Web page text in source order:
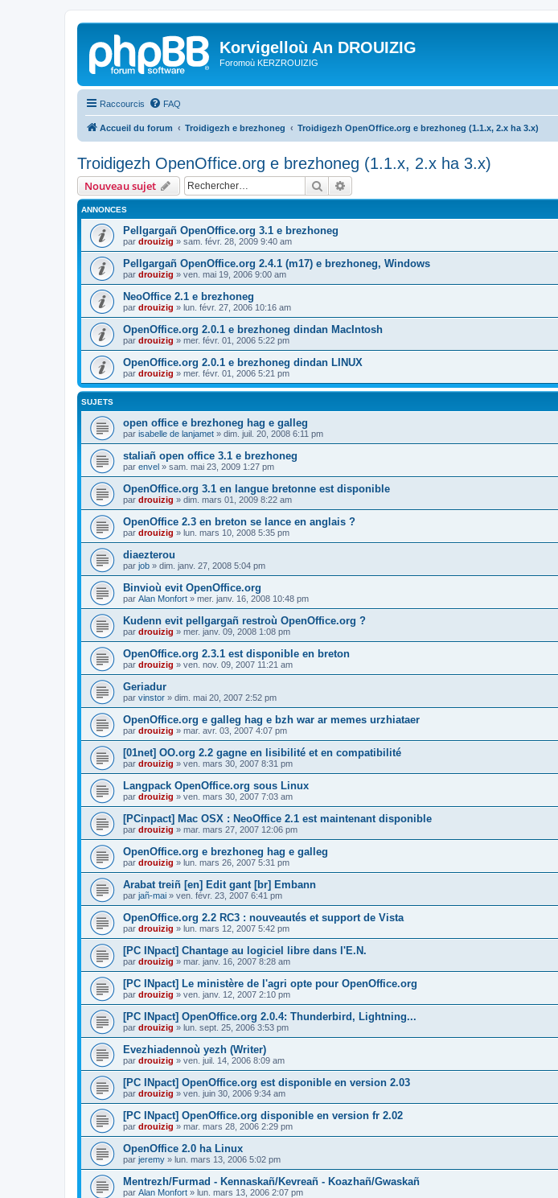
Korvigelloù An DROUIZIG
Foromoù KERZROUIZIG
Raccourcis FAQ
Accueil du forum Troidigezh e brezhoneg Troidigezh OpenOffice.org e brezhoneg (1.1.x, 2.x ha 3.x)
Troidigezh OpenOffice.org e brezhoneg (1.1.x, 2.x ha 3.x)
Nouveau sujet Rechercher
ANNONCES
Pellgargañ OpenOffice.org 3.1 e brezhoneg
par drouizig » sam. févr. 28, 2009 9:40 am
Pellgargañ OpenOffice.org 2.4.1 (m17) e brezhoneg, Windows
par drouizig » ven. mai 19, 2006 9:00 am
NeoOffice 2.1 e brezhoneg
par drouizig » lun. févr. 27, 2006 10:16 am
OpenOffice.org 2.0.1 e brezhoneg dindan MacIntosh
par drouizig » mer. févr. 01, 2006 5:22 pm
OpenOffice.org 2.0.1 e brezhoneg dindan LINUX
par drouizig » mer. févr. 01, 2006 5:21 pm
SUJETS
open office e brezhoneg hag e galleg
par isabelle de lanjamet » dim. juil. 20, 2008 6:11 pm
staliañ open office 3.1 e brezhoneg
par envel » sam. mai 23, 2009 1:27 pm
OpenOffice.org 3.1 en langue bretonne est disponible
par drouizig » dim. mars 01, 2009 8:22 am
OpenOffice 2.3 en breton se lance en anglais ?
par drouizig » lun. mars 10, 2008 5:35 pm
diaezterou
par job » dim. janv. 27, 2008 5:04 pm
Binvioù evit OpenOffice.org
par Alan Monfort » mer. janv. 16, 2008 10:48 pm
Kudenn evit pellgargañ restroù OpenOffice.org ?
par drouizig » mer. janv. 09, 2008 1:08 pm
OpenOffice.org 2.3.1 est disponible en breton
par drouizig » ven. nov. 09, 2007 11:21 am
Geriadur
par vinstor » dim. mai 20, 2007 2:52 pm
OpenOffice.org e galleg hag e bzh war ar memes urzhiataer
par drouizig » mar. avr. 03, 2007 4:07 pm
[01net] OO.org 2.2 gagne en lisibilité et en compatibilité
par drouizig » ven. mars 30, 2007 8:31 pm
Langpack OpenOffice.org sous Linux
par drouizig » ven. mars 30, 2007 7:03 am
[PCinpact] Mac OSX : NeoOffice 2.1 est maintenant disponible
par drouizig » mar. mars 27, 2007 12:06 pm
OpenOffice.org e brezhoneg hag e galleg
par drouizig » lun. mars 26, 2007 5:31 pm
Arabat treiñ [en] Edit gant [br] Embann
par jañ-mai » ven. févr. 23, 2007 6:41 pm
OpenOffice.org 2.2 RC3 : nouveautés et support de Vista
par drouizig » lun. mars 12, 2007 5:42 pm
[PC INpact] Chantage au logiciel libre dans l'E.N.
par drouizig » mar. janv. 16, 2007 8:28 am
[PC INpact] Le ministère de l'agri opte pour OpenOffice.org
par drouizig » ven. janv. 12, 2007 2:10 pm
[PC INpact] OpenOffice.org 2.0.4: Thunderbird, Lightning...
par drouizig » lun. sept. 25, 2006 3:53 pm
Evezhiadennoù yezh (Writer)
par drouizig » ven. juil. 14, 2006 8:09 am
[PC INpact] OpenOffice.org est disponible en version 2.03
par drouizig » ven. juin 30, 2006 9:34 am
[PC INpact] OpenOffice.org disponible en version fr 2.02
par drouizig » mar. mars 28, 2006 2:29 pm
OpenOffice 2.0 ha Linux
par jeremy » lun. mars 13, 2006 5:02 pm
Mentrezh/Furmad - Kennaskañ/Kevreañ - Koazhañ/Gwaskañ
par Alan Monfort » lun. mars 13, 2006 2:07 pm